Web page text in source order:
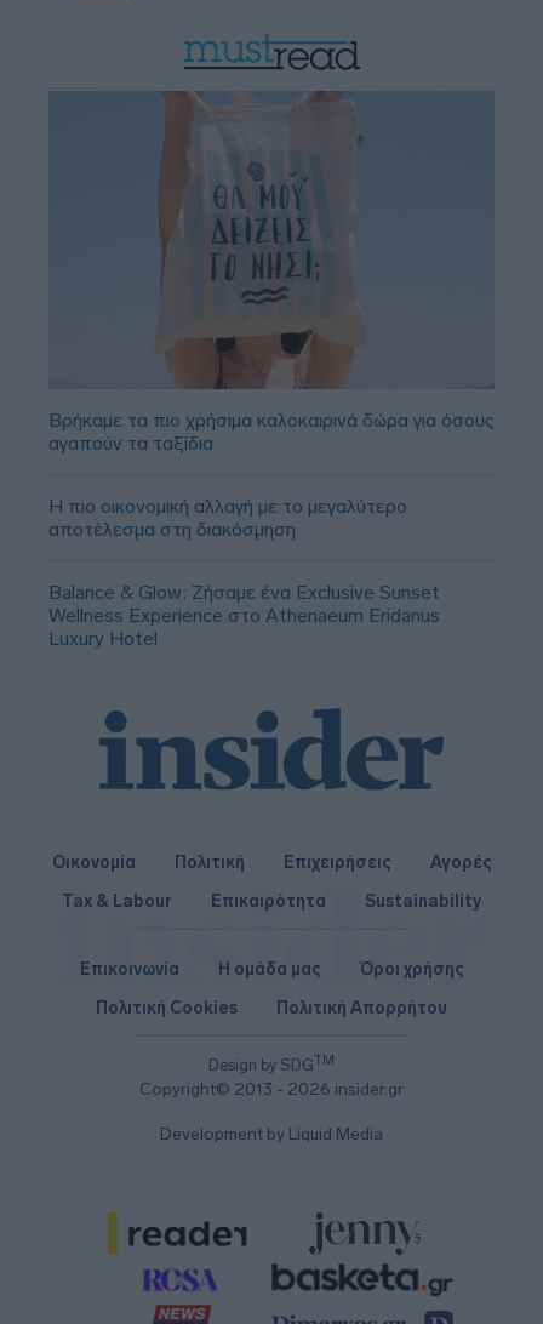
Βρήκαμε τα πιο χρήσιμα καλοκαιρινά δώρα για όσους
αγαπούν τα ταξίδια
Η πιο οικονομική αλλαγή με το μεγαλύτερο
αποτέλεσμα στη διακόσμηση
Balance & Glow: Ζήσαμε ένα Exclusive Sunset
Wellness Experience στο Athenaeum Eridanus
Luxury Hotel
Οικονομία Πολιτική Επιχειρήσεις
Αγορές
Tax & Labour
Επικαιρότητα Sustainability
Design by SDGTM
Copyright© 2013 - 2026 insider.gr
Επικοινωνία Η ομάδα μας
Όροι χρήσης
Πολιτική Cookies
Πολιτική Απορρήτου
Development by Liquid Media